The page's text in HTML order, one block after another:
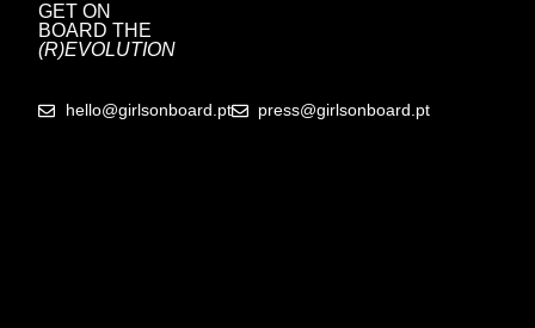
GET ON
BOARD THE
(R)EVOLUTION
hello@girlsonboard.pt press@girlsonboard.pt